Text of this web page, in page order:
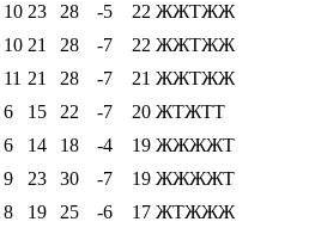
10 23 28 -5 22 ЖЖТЖЖ
10 21 28 -7 22 ЖЖТЖЖ
11 21 28 -7 21 ЖЖТЖЖ
6 15 22 -7 20 ЖТЖТТ
6 14 18 -4 19 ЖЖЖЖТ
9 23 30 -7 19 ЖЖЖЖТ
8 19 25 -6 17 ЖТЖЖЖ